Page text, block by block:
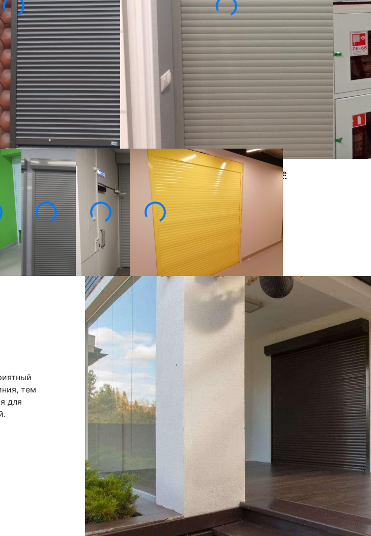
отнести защиту от погодной стихии, городской суеты и шума, а также
неприкосновенности дома или офиса.
подобрать рольставни на двери различных конфигураций с соответствующей
управления. Обширный ассортимент цветовых решений – еще одно преимущество
защиты, которое успели оценить заказчики.
по вашим размерам
под ключ
гарантии
производство
Консультация специалиста Купить в 1 клик
замер с образцами Посмотреть образец в шоу-руме
тем
для